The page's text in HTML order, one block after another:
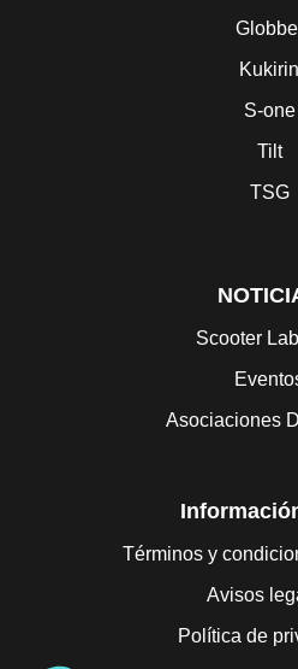
Kukirin
S-one
Tilt
TSG
Scooter
Asociaciones
Términos y
Avisos
Política de